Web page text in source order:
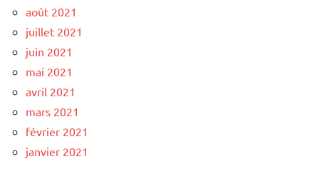
août 2021
juillet 2021
juin 2021
mai 2021
avril 2021
mars 2021
février 2021
janvier 2021